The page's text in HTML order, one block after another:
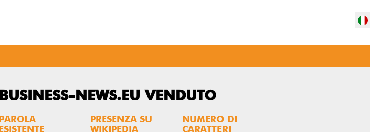
BUSINESS-NEWS.EU VENDUTO
PAROLA
ESISTENTE
PRESENZA SU
WIKIPEDIA
NUMERO DI
CARATTERI